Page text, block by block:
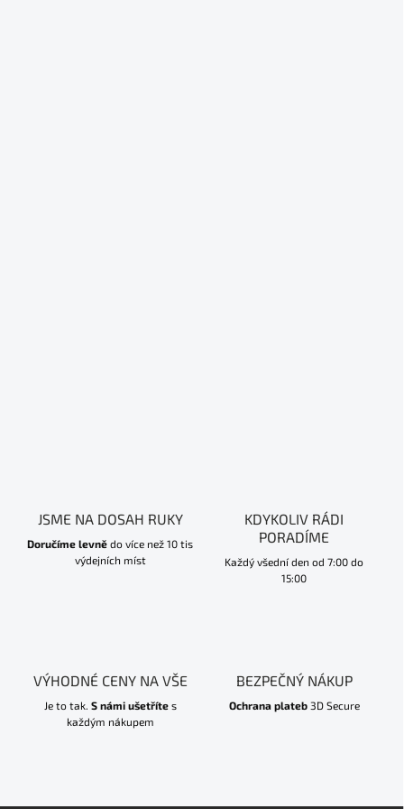
JSME NA DOSAH RUKY
Doručíme levně do více než 10 tis
výdejních míst
KDYKOLIV RÁDI
PORADÍME
Každý všední den od 7:00 do
15:00
VÝHODNÉ CENY NA VŠE
Je to tak. S námi ušetřítes
každým nákupem
BEZPEČNÝ NÁKUP
Ochrana plateb3D Secure